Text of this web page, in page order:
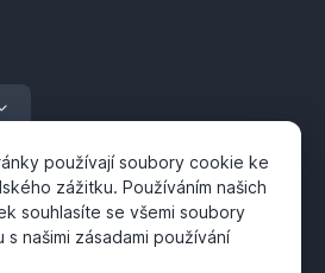
používají soubory cookie ke
zážitku. Používáním našich
souhlasíte se všemi soubory
našimi zásadami používání